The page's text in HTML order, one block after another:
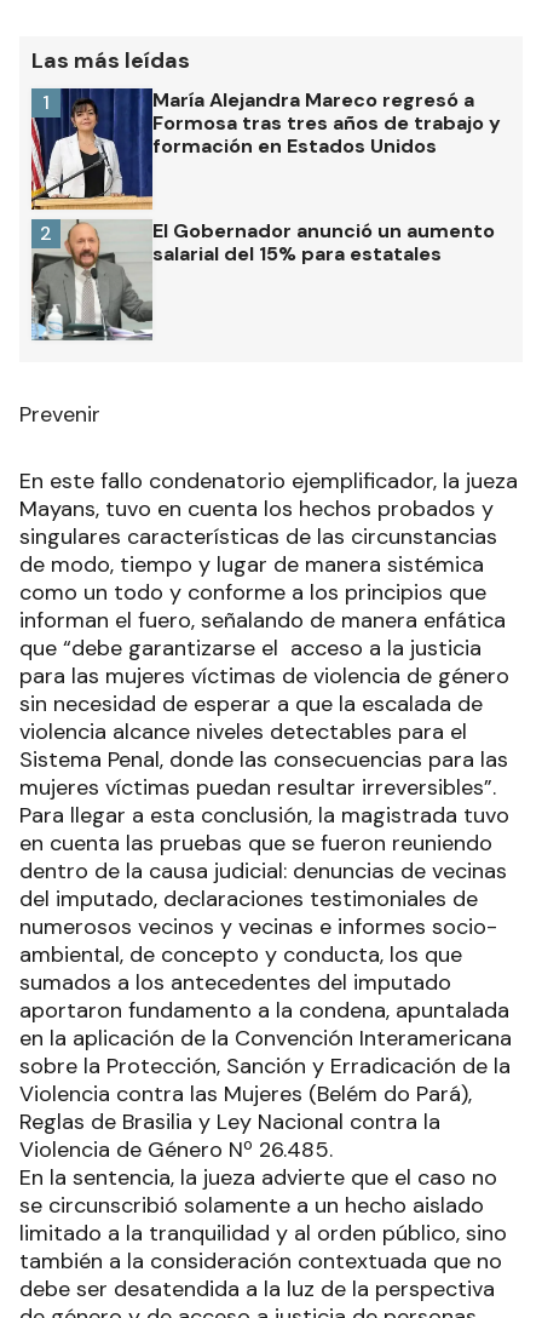
Las más leídas
María Alejandra Mareco regresó a
Formosa tras tres años de trabajo y
formación en Estados Unidos
1
El Gobernador anunció un aumento
salarial del 15% para estatales
2
Prevenir
En este fallo condenatorio ejemplificador, la jueza
Mayans, tuvo en cuenta los hechos probados y
singulares características de las circunstancias
de modo, tiempo y lugar de manera sistémica
como un todo y conforme a los principios que
informan el fuero, señalando de manera enfática
que “debe garantizarse el acceso a la justicia
para las mujeres víctimas de violencia de género
sin necesidad de esperar a que la escalada de
violencia alcance niveles detectables para el
Sistema Penal, donde las consecuencias para las
mujeres víctimas puedan resultar irreversibles”.
Para llegar a esta conclusión, la magistrada tuvo
en cuenta las pruebas que se fueron reuniendo
dentro de la causa judicial: denuncias de vecinas
del imputado, declaraciones testimoniales de
numerosos vecinos y vecinas e informes socio-
ambiental, de concepto y conducta, los que
sumados a los antecedentes del imputado
aportaron fundamento a la condena, apuntalada
en la aplicación de la Convención Interamericana
sobre la Protección, Sanción y Erradicación de la
Violencia contra las Mujeres (Belém do Pará),
Reglas de Brasilia y Ley Nacional contra la
Violencia de Género Nº 26.485.
En la sentencia, la jueza advierte que el caso no
se circunscribió solamente a un hecho aislado
limitado a la tranquilidad y al orden público, sino
también a la consideración contextuada que no
debe ser desatendida a la luz de la perspectiva